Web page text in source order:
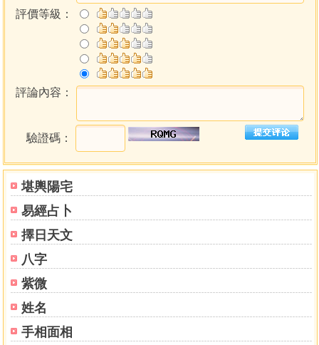
堪輿陽宅
易經占卜
擇日天文
八字
紫微
姓名
手相面相
要、七政三王真躔萬年星曆、星海辭林六巨冊等。講授易
經、天文、中西星象、三元地理、擇日等卅餘年。
評價等級：
評論內容：
驗證碼：